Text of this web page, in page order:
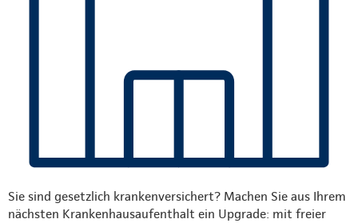
Sie sind gesetzlich krankenversichert? Machen Sie aus Ihrem
nächsten Krankenhausaufenthalt ein Upgrade: mit freier